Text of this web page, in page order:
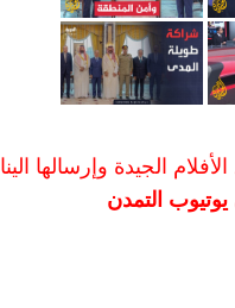
الجيدة وإرسالها الينا
التمدن